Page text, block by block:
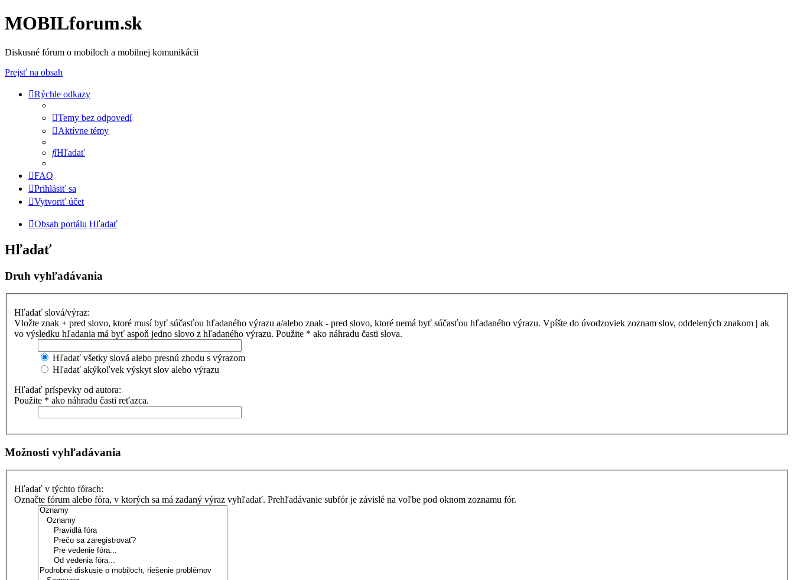
MOBILforum.sk
Diskusné fórum o mobiloch a mobilnej komunikácii
Prejsť na obsah
Rýchle odkazy
Temy bez odpovedí
Aktívne témy
Hľadať
FAQ
Prihlásiť sa
Vytvoriť účet
Obsah portálu Hľadať
Hľadať
Druh vyhľadávania
Hľadať slová/výraz:
Vložte znak + pred slovo, ktoré musí byť súčasťou hľadaného výrazu a/alebo znak - pred slovo, ktoré nemá byť súčasťou hľadaného výrazu. Vpíšte do úvodzoviek zoznam slov, oddelených znakom | ak
vo výsledku hľadania má byť aspoň jedno slovo z hľadaného výrazu. Použite * ako náhradu časti slova.
Hľadať všetky slová alebo presnú zhodu s výrazom
Hľadať akýkoľvek výskyt slov alebo výrazu
Hľadať príspevky od autora:
Použite * ako náhradu časti reťazca.
Možnosti vyhľadávania
Hľadať v týchto fórach:
Označte fórum alebo fóra, v ktorých sa má zadaný výraz vyhľadať. Prehľadávanie subfór je závislé na voľbe pod oknom zoznamu fór.